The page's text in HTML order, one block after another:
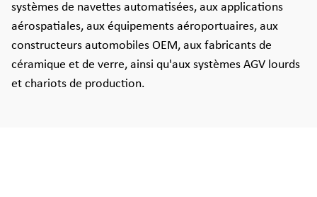
systèmes de navettes automatisées, aux applications
aérospatiales, aux équipements aéroportuaires, aux
constructeurs automobiles OEM, aux fabricants de
céramique et de verre, ainsi qu'aux systèmes AGV lourds
et chariots de production.